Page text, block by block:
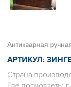
Антикварная
АРТИКУЛ:
Страна